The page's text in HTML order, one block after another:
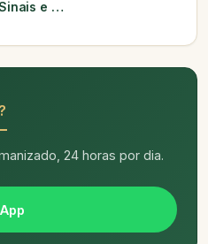
e …
24 horas por dia.